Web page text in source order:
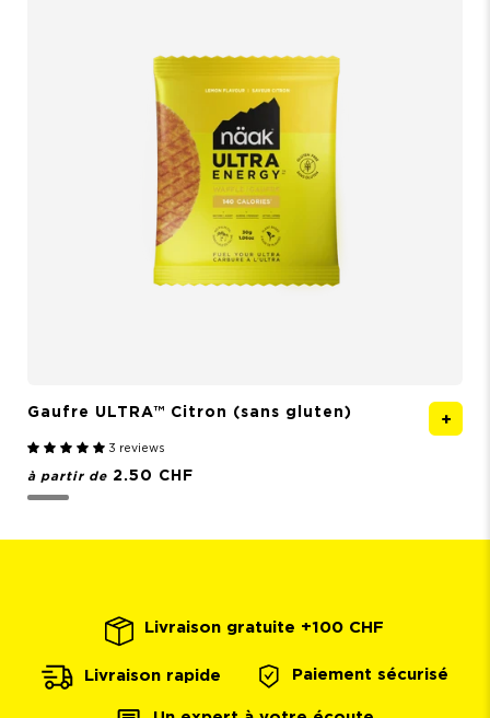
Gaufre ULTRA™ Citron (sans gluten)
3 reviews
à partir de 2.50 CHF
Livraison gratuite +100 CHF
Livraison rapide Paiement sécurisé